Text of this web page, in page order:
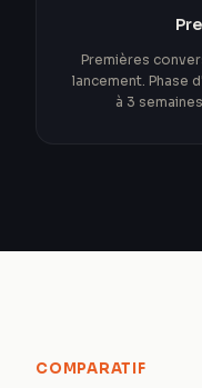
Premières
lancement. Phase
à 3
COMPARATIF